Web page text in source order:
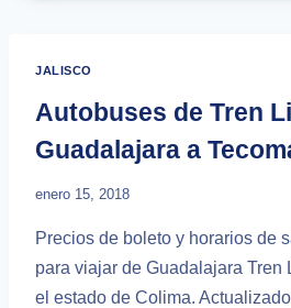
HORARIOS
JALISCO
Autobuses de Tren
Guadalajara a
enero 15, 2018
Precios de boleto y horarios de
para viajar de Guadalajara Tren
el estado de Colima.